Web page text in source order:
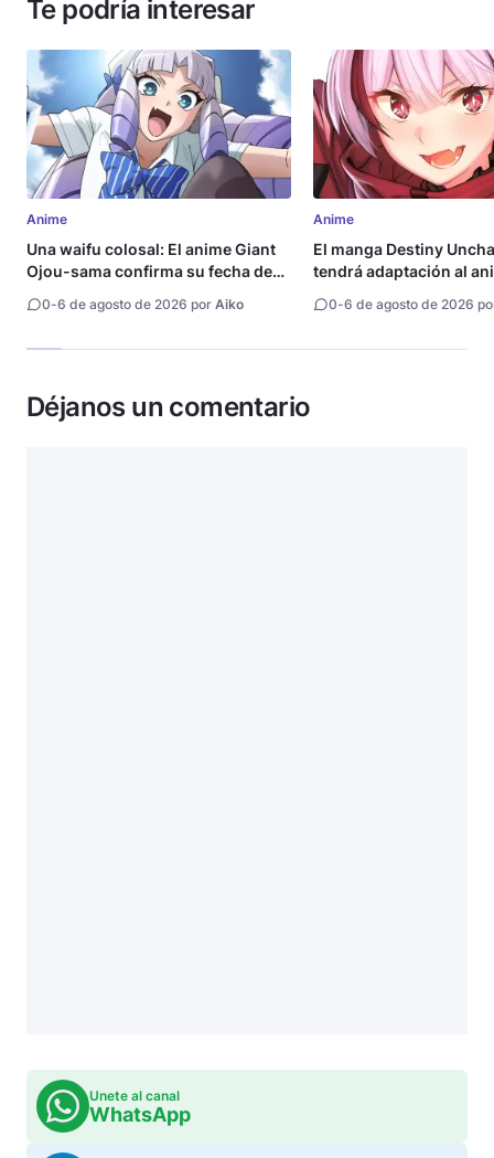
Te podría interesar
Anime
Una waifu colosal: El anime Giant
Ojou-sama confirma su fecha de
0-6 de agosto de 2026 por Aiko
Anime
El manga Destiny
tendrá adaptación al
0-6 de agosto de 2026
Déjanos un comentario
Unete al canal
WhatsApp